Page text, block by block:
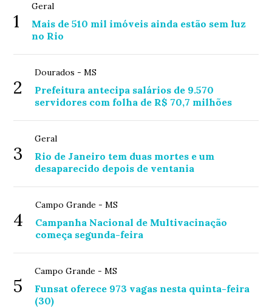
1
Geral
Mais de 510 mil imóveis ainda estão sem luz
no Rio
2
Dourados - MS
Prefeitura antecipa salários de 9.570
servidores com folha de R$ 70,7 milhões
3
Geral
Rio de Janeiro tem duas mortes e um
desaparecido depois de ventania
4
Campo Grande - MS
Campanha Nacional de Multivacinação
começa segunda-feira
5
Campo Grande - MS
Funsat oferece 973 vagas nesta quinta-feira
(30)